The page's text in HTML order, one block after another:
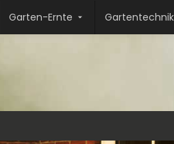
Garten-Ernte Gartentechnik